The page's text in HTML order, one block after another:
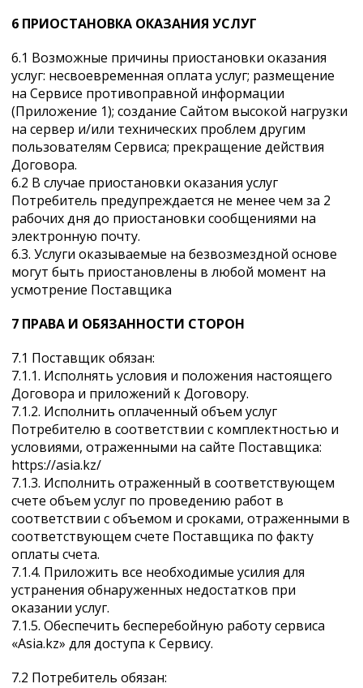
6 ПРИОСТАНОВКА ОКАЗАНИЯ УСЛУГ
6.1 Возможные причины приостановки оказания
услуг: несвоевременная оплата услуг; размещение
на Сервисе противоправной информации
(Приложение 1); создание Сайтом высокой нагрузки
на сервер и/или технических проблем другим
пользователям Сервиса; прекращение действия
Договора.
6.2 В случае приостановки оказания услуг
Потребитель предупреждается не менее чем за 2
рабочих дня до приостановки сообщениями на
электронную почту.
6.3. Услуги оказываемые на безвозмездной основе
могут быть приостановлены в любой момент на
усмотрение Поставщика
7 ПРАВА И ОБЯЗАННОСТИ СТОРОН
7.1 Поставщик обязан:
7.1.1. Исполнять условия и положения настоящего
Договора и приложений к Договору.
7.1.2. Исполнить оплаченный объем услуг
Потребителю в соответствии с комплектностью и
условиями, отраженными на сайте Поставщика:
https://asia.kz/
7.1.3. Исполнить отраженный в соответствующем
счете объем услуг по проведению работ в
соответствии с объемом и сроками, отраженными в
соответствующем счете Поставщика по факту
оплаты счета.
7.1.4. Приложить все необходимые усилия для
устранения обнаруженных недостатков при
оказании услуг.
7.1.5. Обеспечить бесперебойную работу сервиса
«Asia.kz» для доступа к Сервису.
7.2 Потребитель обязан: